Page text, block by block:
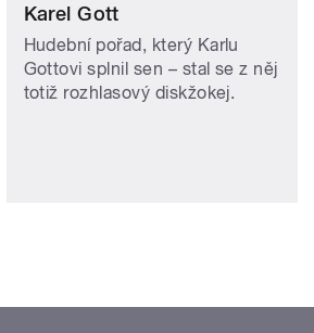
Karel Gott
Hudební pořad, který Karlu
Gottovi splnil sen – stal se z něj
totiž rozhlasový diskžokej.